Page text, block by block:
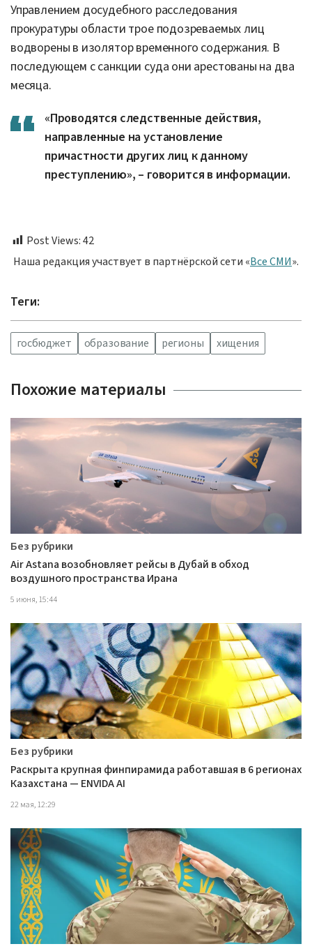
Управлением досудебного расследования
прокуратуры области трое подозреваемых лиц
водворены в изолятор временного содержания. В
последующем с санкции суда они арестованы на два
месяца.
«Проводятся следственные действия,
направленные на установление
причастности других лиц к данному
преступлению», – говорится в информации.
Post Views:42
Наша редакция участвует в партнёрской сети «Все СМИ».
Теги:
госбюджет образование регионы хищения
Похожие материалы
Без рубрики
Air Astana возобновляет рейсы в Дубай в обход
воздушного пространства Ирана
5 июня, 15:44
Без рубрики
Раскрыта крупная финпирамида работавшая в 6 регионах
Казахстана — ENVIDA AI
22 мая, 12:29